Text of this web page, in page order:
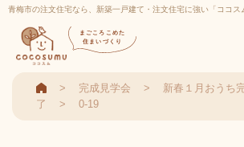
青梅市の注文住宅なら、新築一戸建て・注文住宅に強い「ココス
実績多数
まごころこめた
住まいづくり
完成見学会
新春１月おうち
了
0-19